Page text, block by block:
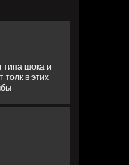
типа шока и
в этих